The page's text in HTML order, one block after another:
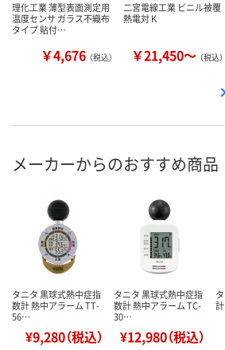
理化工業 薄型表面測定用
温度センサ ガラス不織布
タイプ 貼付…
￥4,676 （税込）
二宮電線工業 ビニル被覆
熱電対 K
￥21,450～ （税込）
メーカーからのおすすめ商品
タニタ 黒球式熱中症指
数計 熱中アラーム TT-
56…
¥9,280（税込）
タニタ 黒球式熱中症指
数計 熱中アラーム TC-
30…
¥12,980（税込）